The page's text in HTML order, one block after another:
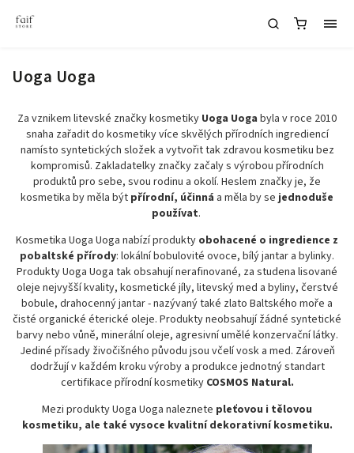
Uoga Uoga
Za vznikem litevské značky kosmetiky Uoga Uoga byla v roce 2010
snaha zařadit do kosmetiky více skvělých přírodních ingrediencí
namísto syntetických složek a vytvořit tak zdravou kosmetiku bez
kompromisů. Zakladatelky značky začaly s výrobou přírodních
produktů pro sebe, svou rodinu a okolí. Heslem značky je, že
kosmetika by měla být přírodní, účinná a měla by sejednoduše
používat.
Kosmetika Uoga Uoga nabízíprodukty obohacené o ingredience z
pobaltské přírody: lokální bobulovité ovoce, bílý jantar a bylinky.
Produkty Uoga Uoga tak obsahují nerafinované, za studena lisované
oleje nejvyšší kvality, kosmetické jíly, litevský med a byliny, čerstvé
bobule, drahocenný jantar - nazývaný také zlato Baltského moře a
čisté organické éterické oleje. Produkty neobsahují žádné syntetické
barvy nebo vůně, minerální oleje, agresivní umělé konzervační látky.
Jediné přísady živočišného původu jsou včelí vosk a med. Zároveň
dodržují v každém kroku výroby a produkce jednotný standart
certifikace přírodní kosmetikyCOSMOS Natural.
Mezi produkty Uoga Uoga naleznete pleťovou i tělovou
kosmetiku, ale také vysoce kvalitní dekorativní kosmetiku.